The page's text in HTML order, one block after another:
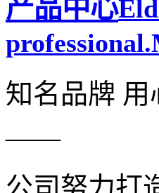
产品中心
知名品牌
——